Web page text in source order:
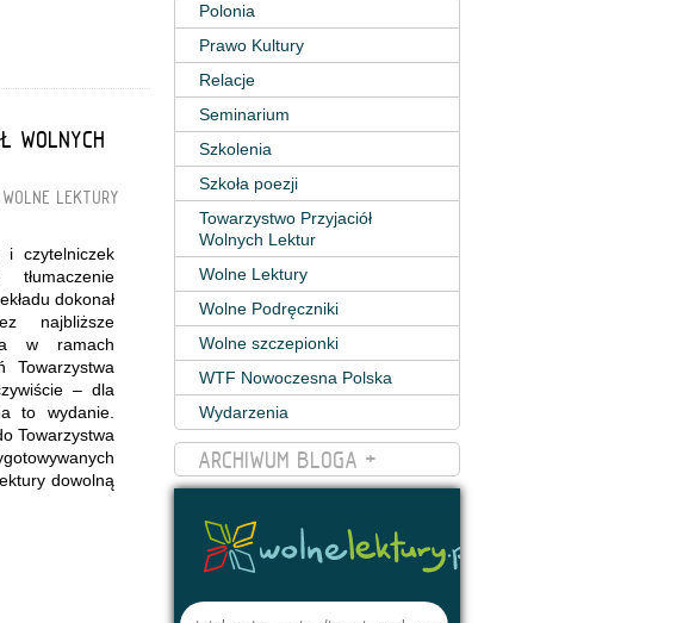
WOLNYCH
WOLNE LEKTURY
i czytelniczek
dokonał
najbliższe
w ramach
Towarzystwa
– dla
to wydanie.
Towarzystwa
dowolną
Polonia
Prawo Kultury
Relacje
Seminarium
Szkolenia
Szkoła poezji
Towarzystwo Przyjaciół
Wolnych Lektur
Wolne Lektury
Wolne Podręczniki
Wolne szczepionki
WTF Nowoczesna Polska
Wydarzenia
ARCHIWUM BLOGA +